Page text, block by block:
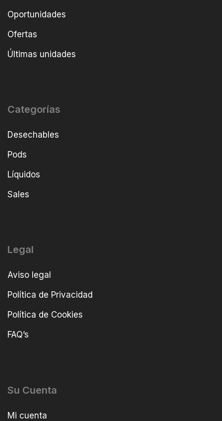
Oportunidades
Ofertas
Últimas unidades
Categorías
Desechables
Pods
Líquidos
Sales
Legal
Aviso legal
Política de Privacidad
Política de Cookies
FAQ’s
Su Cuenta
Mi cuenta